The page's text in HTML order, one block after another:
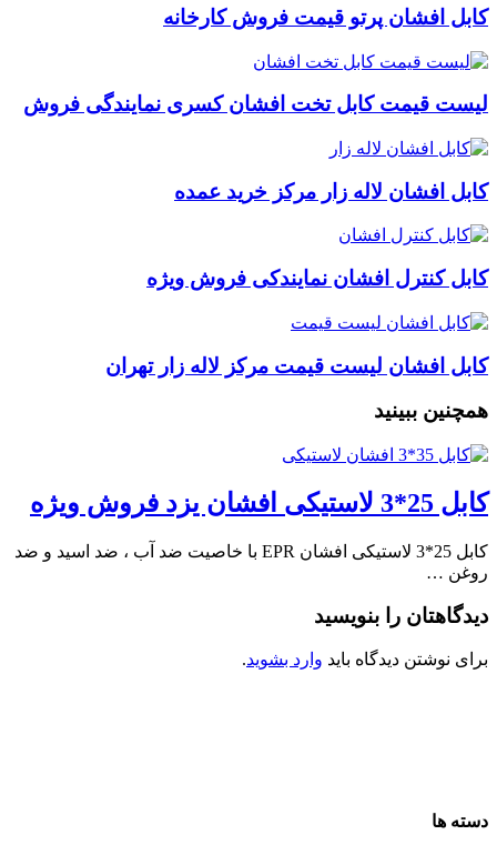
کابل افشان پرتو قیمت فروش کارخانه
لیست قیمت کابل تخت افشان کسری نمایندگی فروش
کابل افشان لاله زار مرکز خرید عمده
کابل کنترل افشان نمایندکی فروش ویژه
کابل افشان لیست قیمت مرکز لاله زار تهران
همچنین ببینید
کابل 25*3 لاستیکی افشان یزد فروش ویژه
کابل 25*3 لاستیکی افشان EPR با خاصیت ضد آب ، ضد اسید و ضد
روغن …
دیدگاهتان را بنویسید
برای نوشتن دیدگاه باید وارد بشوید.
دسته ها